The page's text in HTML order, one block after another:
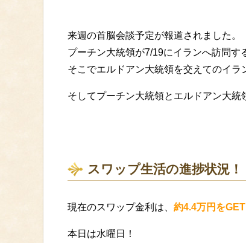
来週の首脳会談予定が報道されました。
プーチン大統領が7/19にイランへ訪問す
そこでエルドアン大統領を交えてのイラ
そしてプーチン大統領とエルドアン大統
スワップ生活の進捗状況！
現在のスワップ金利は、 約4.4万円をGET
本日は水曜日！